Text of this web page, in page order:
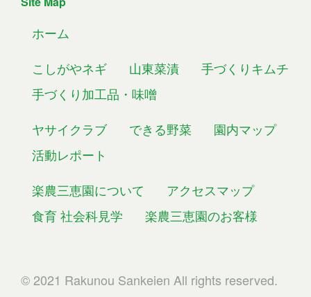
ホーム
こしがやネギ
山東菜漬
手づくりキムチ
手づくり加工品・味噌
ヤサイクラブ
できる野菜
園内マップ
活動レポート
楽農三恵園について
アクセスマップ
食育 社会科見学
楽農三恵園のお客様
© 2021 Rakunou Sankeien All rights reserved.